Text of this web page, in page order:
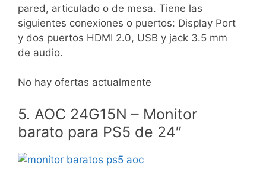
pared, articulado o de mesa. Tiene las
siguientes conexiones o puertos: Display Port
y dos puertos HDMI 2.0, USB y jack 3.5 mm
de audio.
No hay ofertas actualmente
5. AOC 24G15N – Monitor
barato para PS5 de 24″